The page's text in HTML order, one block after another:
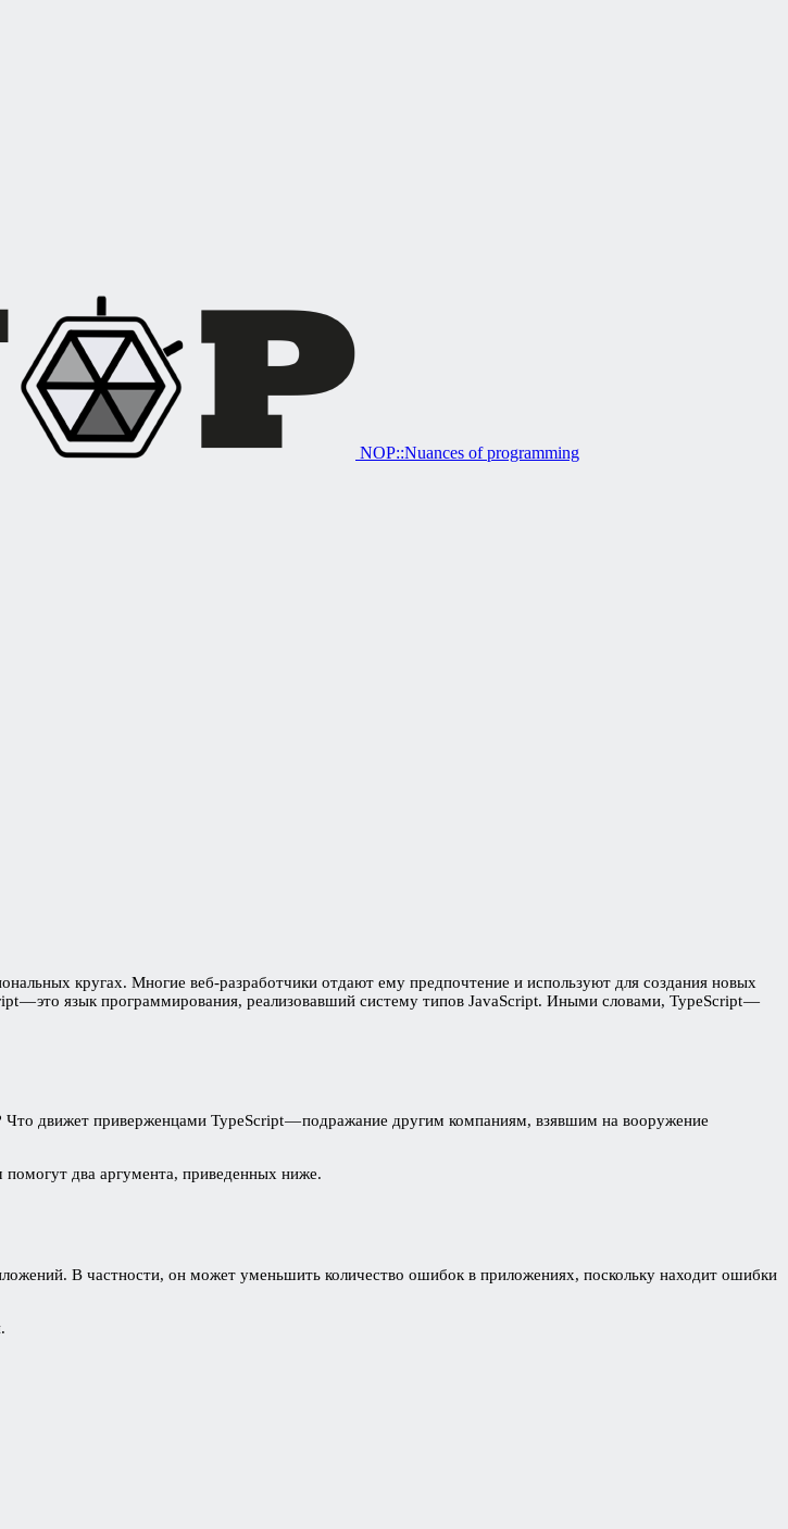
NOP::Nuances of programming
кругах. Многие веб-разработчики отдают ему предпочтение и используют для создания новых
— это язык программирования, реализовавший систему типов JavaScript. Иными словами, TypeScript —
Что движет приверженцами TypeScript — подражание другим компаниям, взявшим на вооружение
помогут два аргумента, приведенных ниже.
В частности, он может уменьшить количество ошибок в приложениях, поскольку находит ошибки